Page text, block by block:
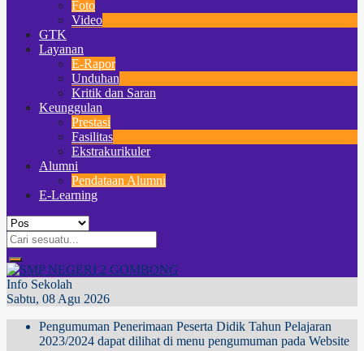
Foto
Video
GTK
Layanan
E-Rapor
Unduhan
Kritik dan Saran
Keunggulan
Prestasi
Fasilitas
Ekstrakurikuler
Alumni
Pendataan Alumni
E-Learning
Info Sekolah
Sabtu, 08 Agu 2026
Pengumuman Penerimaan Peserta Didik Tahun Pelajaran
2023/2024 dapat dilihat di menu pengumuman pada Website